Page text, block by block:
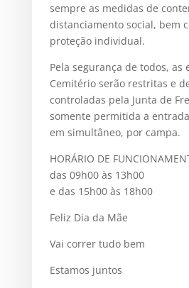
sempre as medidas de
distanciamento social, bem
proteção individual.
Pela segurança de todos, as
Cemitério serão restritas e
controladas pela Junta de
somente permitida a
em simultâneo, por campa.
HORÁRIO DE
das 09h00 às 13h00
e das 15h00 às 18h00
Feliz Dia da Mãe
Vai correr tudo bem
Estamos juntos